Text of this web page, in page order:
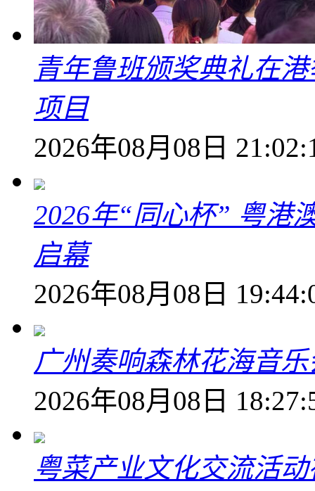
青年鲁班颁奖典礼在
项目
2026年08月08日
2026年“同心杯” 粤港
启幕
2026年08月08日
广州奏响森林花海音
2026年08月08日
粤菜产业文化交流活